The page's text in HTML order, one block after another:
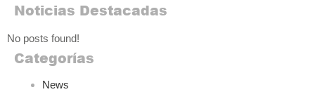
Noticias Destacadas
No posts found!
Categorías
News